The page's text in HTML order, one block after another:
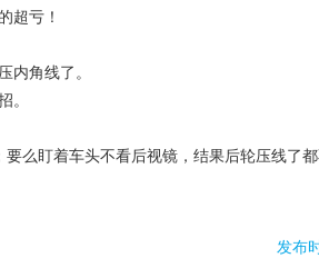
超亏！
内角线了。
。
么盯着车头不看后视镜，结果后轮压线了都
发布